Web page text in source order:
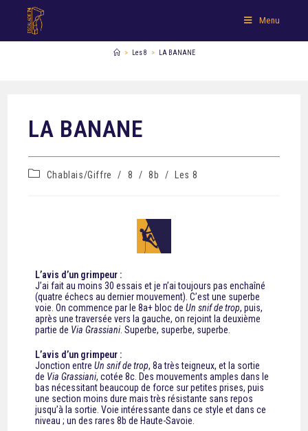
Menu
> Les 8 > LA BANANE
LA BANANE
Chablais/Giffre / 8 / 8b / Les 8
L’avis d’un grimpeur :
J’ai fait au moins 30 essais et je n’ai toujours pas enchaîné
(quatre échecs au dernier mouvement). C’est une superbe
voie. On commence par le 8a+ bloc deUn snif de trop, puis,
après une traversée vers la gauche, on rejoint la deuxième
partie de Via Grassiani . Superbe, superbe, superbe.
L’avis d’un grimpeur :
Jonction entreUn snif de trop, 8a très teigneux, et la sortie
de Via Grassiani, cotée 8c. Des mouvements amples dans le
bas nécessitant beaucoup de force sur petites prises, puis
une section moins dure mais très résistante sans repos
jusqu’à la sortie. Voie intéressante dans ce style et dans ce
niveau ; un des rares 8b de Haute-Savoie.